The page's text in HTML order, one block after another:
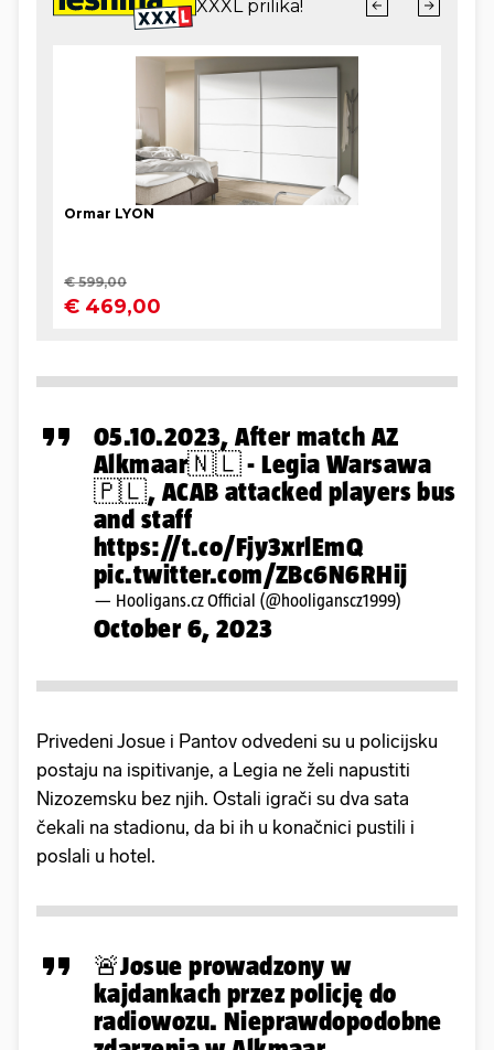
05.10.2023, After match AZ
Alkmaar🇳🇱 - Legia Warsawa
🇵🇱, ACAB attacked players bus
and staff
https://t.co/Fjy3xrlEmQ
pic.twitter.com/ZBc6N6RHij
— Hooligans.cz Official (@hooliganscz1999)
October 6, 2023
Privedeni Josue i Pantov odvedeni su u policijsku
postaju na ispitivanje, a Legia ne želi napustiti
Nizozemsku bez njih. Ostali igrači su dva sata
čekali na stadionu, da bi ih u konačnici pustili i
poslali u hotel.
🚨Josue prowadzony w
kajdankach przez policję do
radiowozu. Nieprawdopodobne